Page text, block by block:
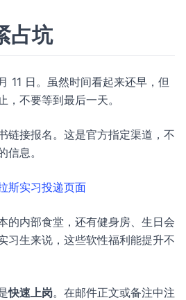
占坑
11 日。虽然时间看起来还早，但
，不要等到最后一天。
链接报名。这是官方指定渠道，不
息。
斯实习投递页面
的内部食堂，还有健身房、生日会
习生来说，这些软性福利能提升不
快速上岗。在邮件正文或备注中注